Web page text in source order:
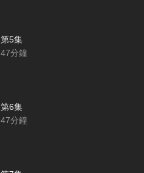
第5集
47分鐘
第6集
47分鐘